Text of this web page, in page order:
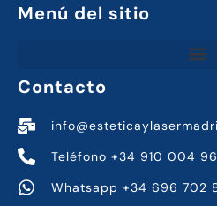
Menú del sitio
Contacto
Teléfono +34 910 004
Whatsapp +34 696 702